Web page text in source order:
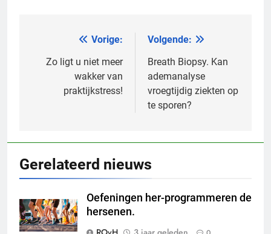
navigatie
Vorige:
Zo ligt u niet meer
wakker van
praktijkstress!
Volgende:
Breath Biopsy. Kan
ademanalyse
vroegtijdig ziekten op
te sporen?
Gerelateerd nieuws
Oefeningen her-programmeren de
hersenen.